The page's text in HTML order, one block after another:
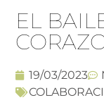
EL
19/03/2023